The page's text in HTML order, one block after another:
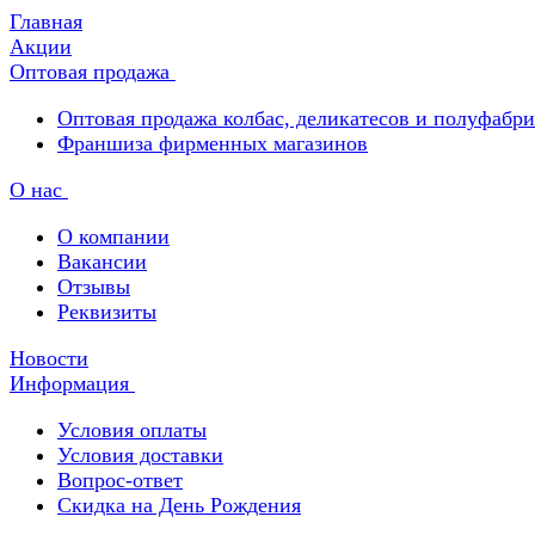
Главная
Акции
Оптовая продажа
Оптовая продажа колбас, деликатесов и
Франшиза фирменных магазинов
О нас
О компании
Вакансии
Отзывы
Реквизиты
Новости
Информация
Условия оплаты
Условия доставки
Вопрос-ответ
Скидка на День Рождения